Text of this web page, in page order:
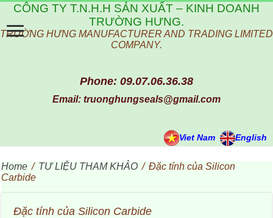
CÔNG TY T.N.H.H SẢN XUẤT – KINH DOANH
TRƯỜNG HƯNG.
TRƯỜNG HƯNG MANUFACTURER AND TRADING LIMITED
COMPANY.
Phone: 09.07.06.36.38
Email: truonghungseals@gmail.com
Viet Nam English
Home / TƯ LIỆU THAM KHẢO / Đặc tính của Silicon
Carbide
Đặc tính của Silicon Carbide